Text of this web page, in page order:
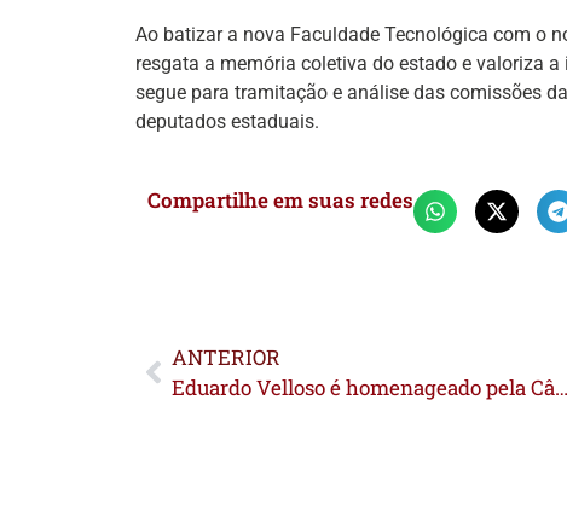
Ao batizar a nova Faculdade Tecnológica com o
resgata a memória coletiva do estado e valoriza
segue para tramitação e análise das comissões
deputados estaduais.
Compartilhe em suas redes
ANTERIOR
Eduardo Velloso é homenageado pela Câmara de Capixaba após destinar recursos para revitalização do prédio: “Nossa eterna gratidão”